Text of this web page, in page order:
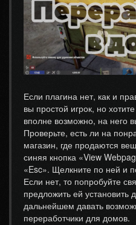
Если плагина нет, как и
вы простой игрок, но
вполне возможно, на него
Проверьте, есть ли на
магазин, где продаются
синяя кнопка «View
«Esc». Щелкните по ней и
Если нет, то попробуйте
предложить ей установить
дальнейшем давать
переработчики для домов.